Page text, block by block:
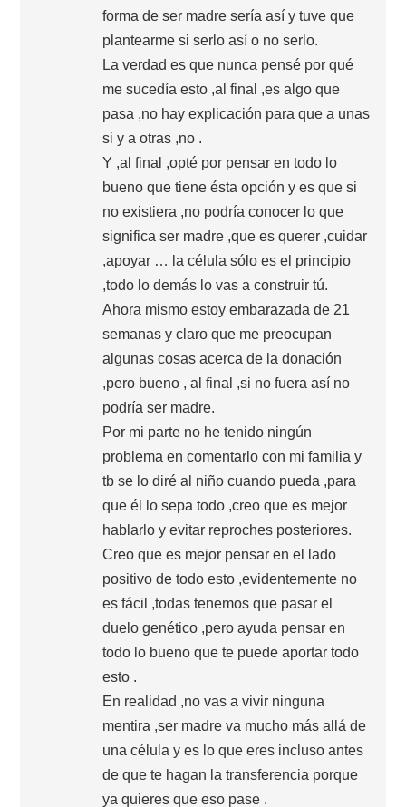
forma de ser madre sería así y tuve que
plantearme si serlo así o no serlo.
La verdad es que nunca pensé por qué
me sucedía esto ,al final ,es algo que
pasa ,no hay explicación para que a unas
si y a otras ,no .
Y ,al final ,opté por pensar en todo lo
bueno que tiene ésta opción y es que si
no existiera ,no podría conocer lo que
significa ser madre ,que es querer ,cuidar
,apoyar … la célula sólo es el principio
,todo lo demás lo vas a construir tú.
Ahora mismo estoy embarazada de 21
semanas y claro que me preocupan
algunas cosas acerca de la donación
,pero bueno , al final ,si no fuera así no
podría ser madre.
Por mi parte no he tenido ningún
problema en comentarlo con mi familia y
tb se lo diré al niño cuando pueda ,para
que él lo sepa todo ,creo que es mejor
hablarlo y evitar reproches posteriores.
Creo que es mejor pensar en el lado
positivo de todo esto ,evidentemente no
es fácil ,todas tenemos que pasar el
duelo genético ,pero ayuda pensar en
todo lo bueno que te puede aportar todo
esto .
En realidad ,no vas a vivir ninguna
mentira ,ser madre va mucho más allá de
una célula y es lo que eres incluso antes
de que te hagan la transferencia porque
ya quieres que eso pase .